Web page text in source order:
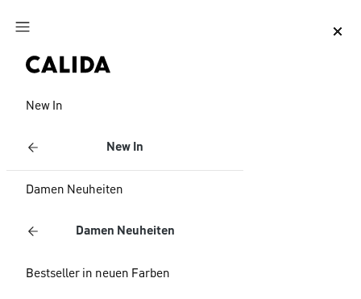
Zum Hauptinhalt springen
New In
New In
Damen Neuheiten
Damen Neuheiten
Bestseller in neuen Farben